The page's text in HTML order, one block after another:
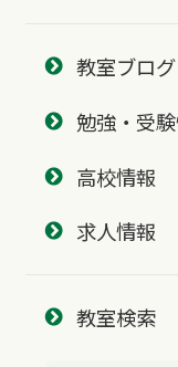
教室ブログ
勉強・受
高校情報
求人情報
教室検索